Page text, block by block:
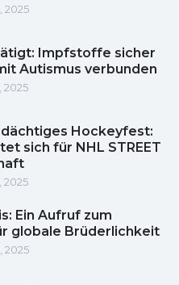
2025
Impfstoffe sicher
Autismus verbunden
2025
Hockeyfest:
sich für NHL STREET
2025
Ein Aufruf zum
globale Brüderlichkeit
2025